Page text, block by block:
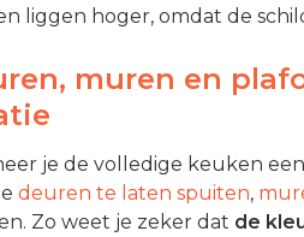
liggen hoger, omdat de
muren en
je de volledige keuken
deuren te laten spuiten,
Zo weet je zeker dat de